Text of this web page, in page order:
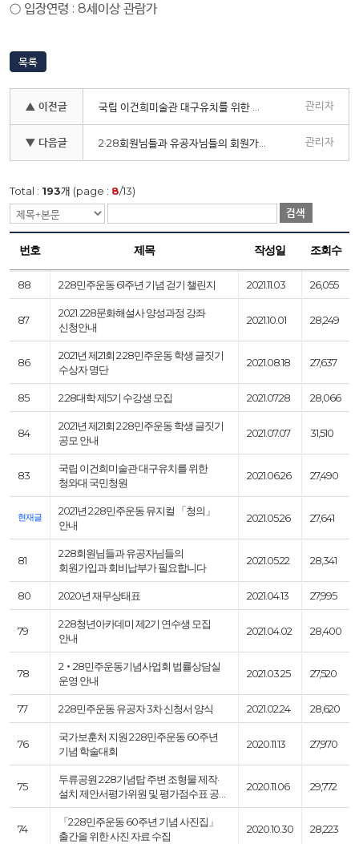
○ 입장연령 : 8세이상 관람가
목록
▲ 이전글 국립 이건희미술관 대구유치를 위한 청와대 국민청원 관리자
▼ 다음글 2·28회원님들과 유공자님들의 회원가입과 회비납부가 필요합니다 관리자
Total : 193개 (page : 8/13)
검색
번호 제목 작성일 조회수
88 2·28민주운동 61주년 기념 걷기 챌린지 2021.11.03 26,055
87
2021. 228문화해설사 양성과정 강좌
신청안내
2021.10.01 28,249
86
2021년 제21회 2·28민주운동 학생 글짓기
수상자 명단
2021.08.18 27,637
85 2.28대학 제5기 수강생 모집 2021.07.28 28,066
84
2021년 제21회 2·28민주운동 학생 글짓기
공모 안내
2021.07.07 31,510
83
국립 이건희미술관 대구유치를 위한
청와대 국민청원
2021.06.26 27,490
현재글
2021년 2·28민주운동 뮤지컬 「청의」
안내
2021.05.26 27,641
81
2·28회원님들과 유공자님들의
회원가입과 회비납부가 필요합니다
2021.05.22 28,341
80 2020년 재무상태표 2021.04.13 27,995
79
2·28청년아카데미 제2기 연수생 모집
안내
2021.04.02 28,400
78
2‧28민주운동기념사업회 법률상담실
운영 안내
2021.03.25 27,520
77 2·28민주운동 유공자 3차 신청서 양식 2021.02.24 28,620
76
국가보훈처 지원 2·28민주운동 60주년
기념 학술대회
2020.11.13 27,970
75
두류공원 2·28기념탑 주변 조형물 제작·
설치 제안서평가위원 및 평가점수표 공…
2020.11.06 29,772
74
「2·28민주운동 60주년 기념 사진집」
출간을 위한 사진 자료 수집
2020.10.30 28,223